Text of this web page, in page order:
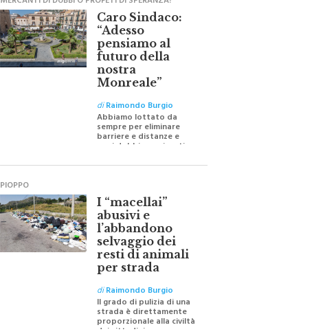
Caro Sindaco:
“Adesso
pensiamo al
futuro della
nostra
Monreale”
diRaimondo Burgio
Abbiamo lottato da
sempre per eliminare
barriere e distanze e
oggi dobbiamo ripartire
PIOPPO
I “macellai”
abusivi e
l’abbandono
selvaggio dei
resti di animali
per strada
diRaimondo Burgio
Il grado di pulizia di una
strada è direttamente
proporzionale alla civiltà
dei cittadini